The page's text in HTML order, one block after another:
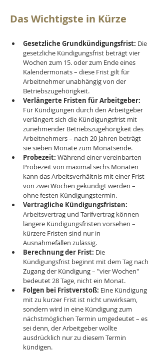
Das Wichtigste in Kürze
Gesetzliche Grundkündigungsfrist: Die
gesetzliche Kündigungsfrist beträgt vier
Wochen zum 15. oder zum Ende eines
Kalendermonats – diese Frist gilt für
Arbeitnehmer unabhängig von der
Betriebszugehörigkeit.
Verlängerte Fristen für Arbeitgeber:
Für Kündigungen durch den Arbeitgeber
verlängert sich die Kündigungsfrist mit
zunehmender Betriebszugehörigkeit des
Arbeitnehmers – nach 20 Jahren beträgt
sie sieben Monate zum Monatsende.
Probezeit: Während einer vereinbarten
Probezeit von maximal sechs Monaten
kann das Arbeitsverhältnis mit einer Frist
von zwei Wochen gekündigt werden –
ohne festen Kündigungstermin.
Vertragliche Kündigungsfristen:
Arbeitsvertrag und Tarifvertrag können
längere Kündigungsfristen vorsehen –
kürzere Fristen sind nur in
Ausnahmefällen zulässig.
Berechnung der Frist: Die
Kündigungsfrist beginnt mit dem Tag nach
Zugang der Kündigung – "vier Wochen"
bedeutet 28 Tage, nicht ein Monat.
Folgen bei Fristverstoß: Eine Kündigung
mit zu kurzer Frist ist nicht unwirksam,
sondern wird in eine Kündigung zum
nächstmöglichen Termin umgedeutet – es
sei denn, der Arbeitgeber wollte
ausdrücklich nur zu diesem Termin
kündigen.